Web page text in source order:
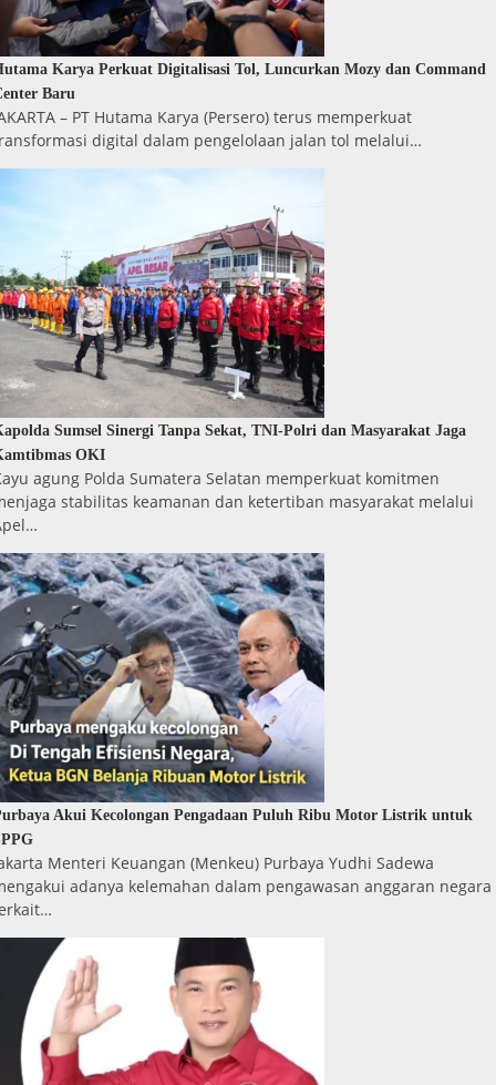
Karya Perkuat Digitalisasi Tol, Luncurkan Mozy dan Command
Baru
– PT Hutama Karya (Persero) terus memperkuat
digital dalam pengelolaan jalan tol melalui…
Sumsel Sinergi Tanpa Sekat, TNI-Polri dan Masyarakat Jaga
OKI
agung Polda Sumatera Selatan memperkuat komitmen
stabilitas keamanan dan ketertiban masyarakat melalui
Akui Kecolongan Pengadaan Puluh Ribu Motor Listrik untuk
Menteri Keuangan (Menkeu) Purbaya Yudhi Sadewa
adanya kelemahan dalam pengawasan anggaran negara